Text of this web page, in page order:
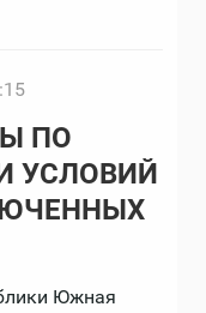
ПО
УСЛОВИЙ
Южная